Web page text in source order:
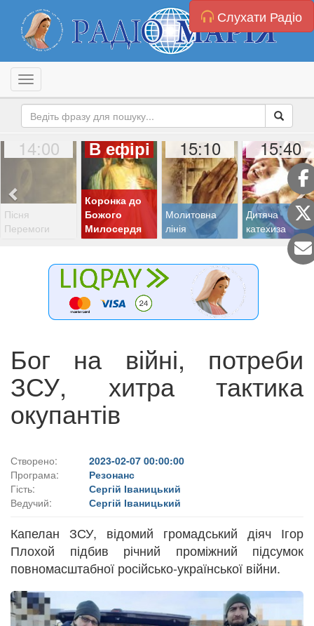
Слухати Радіо
Toggle navigation
14:00
Пісня
Перемоги
В ефірі
Коронка до
Божого
Милосердя
15:10
Молитовна
лінія
15:40
Дитяча
катехиза
Бог на війні, потреби
ЗСУ, хитра тактика
окупантів
Створено:
2023-02-07 00:00:00
Програма:
Резонанс
Гість:
Сергій Іваницький
Ведучий:
Сергій Іваницький
Капелан ЗСУ, відомий громадський діяч Ігор
Плохой підбив річний проміжний підсумок
повномасштабної російсько-української війни.